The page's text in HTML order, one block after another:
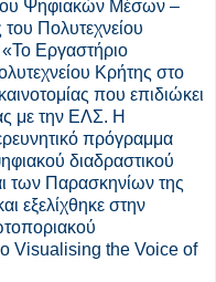
Ψηφιακών Μέσων –
του Πολυτεχνείου
Εργαστήριο
Κρήτης στο
που επιδιώκει
με την ΕΛΣ. Η
πρόγραμμα
διαδραστικού
των Παρασκηνίων της
εξελίχθηκε στην
Visualising the Voice of